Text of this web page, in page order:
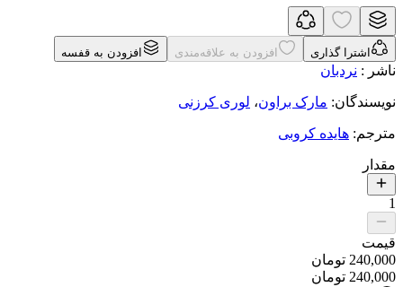
اشترا گذاری افزودن به علاقه‌مندی افزودن به قفسه
ناشر : نردبان
نویسندگان: مارک براون، لوری کرزنی
مترجم: هایده کروبی
مقدار
1
قیمت
240,000 تومان
240,000 تومان